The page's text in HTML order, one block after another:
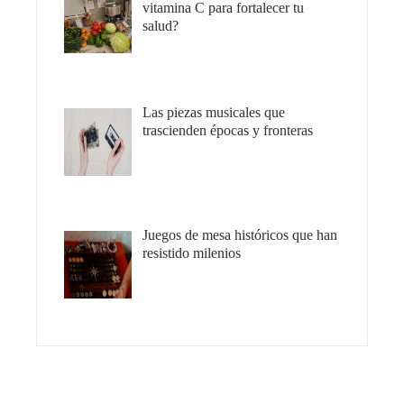
vitamina C para fortalecer tu
salud?
Las piezas musicales que
trascienden épocas y fronteras
Juegos de mesa históricos que han
resistido milenios